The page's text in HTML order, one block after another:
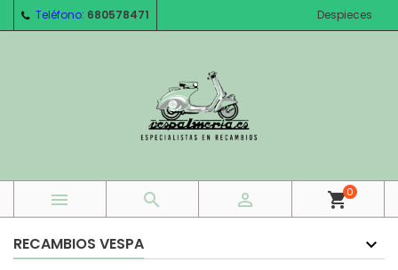
Teléfono: 680578471 Despieces
   shopping_cart0
RECAMBIOS VESPA